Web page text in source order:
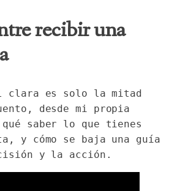
recibir una
clara es solo la mitad
desde mi propia
saber lo que tienes
y cómo se baja una guía
y la acción.